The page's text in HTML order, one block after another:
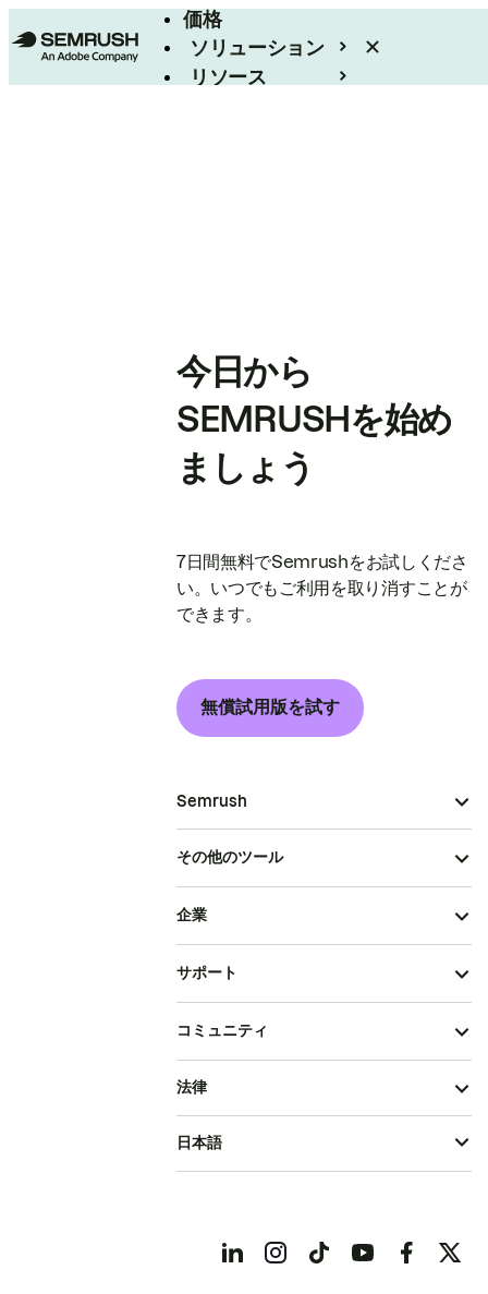
価格
ソリューション
リソース
今日から
SEMRUSHを始め
ましょう
7日間無料でSemrushをお試しくださ
い。いつでもご利用を取り消すことが
できます。
無償試用版を試す
Semrush
その他のツール
企業
サポート
コミュニティ
法律
日本語